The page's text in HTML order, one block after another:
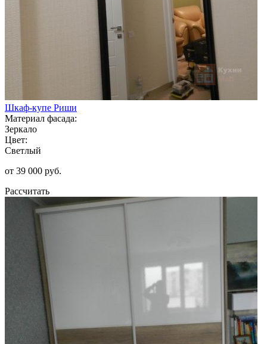
Шкаф-купе Риши
Материал фасада:
Зеркало
Цвет:
Светлый
от 39 000 руб.
Рассчитать